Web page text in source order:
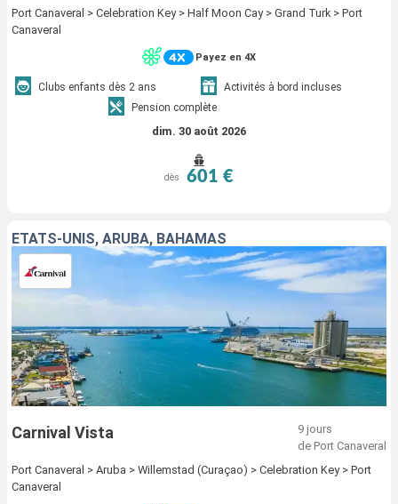
Port Canaveral > Celebration Key > Half Moon Cay > Grand Turk > Port
Canaveral
Payez en 4X
Clubs enfants dès 2 ans
Activités à bord incluses
Pension complète
dim. 30 août 2026
dès 601 €
ÉTATS-UNIS, ARUBA, BAHAMAS
Carnival Vista
9 jours
de Port Canaveral
Port Canaveral > Aruba > Willemstad (Curaçao) > Celebration Key > Port
Canaveral